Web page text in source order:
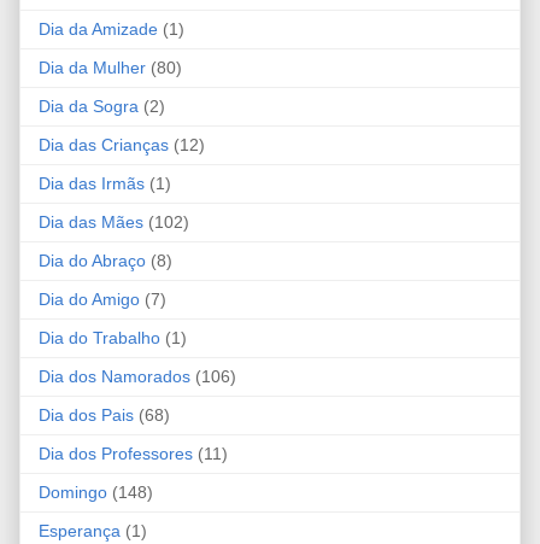
Dia da Amizade (1)
Dia da Mulher (80)
Dia da Sogra (2)
Dia das Crianças (12)
Dia das Irmãs (1)
Dia das Mães (102)
Dia do Abraço (8)
Dia do Amigo (7)
Dia do Trabalho (1)
Dia dos Namorados (106)
Dia dos Pais (68)
Dia dos Professores (11)
Domingo (148)
Esperança (1)